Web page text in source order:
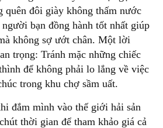
quên đôi giày không thấm nước
bạn đồng hành tốt nhất giúp
không sợ ướt chân. Một lời
trọng: Tránh mặc những chiếc
để không phải lo lắng về việc
trong khu chợ sầm uất.
đắm mình vào thế giới hải sản
thời gian để tham khảo giá cả